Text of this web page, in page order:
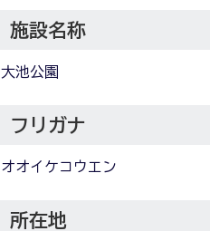
施設名称
大池公園
フリガナ
オオイケコウエン
所在地